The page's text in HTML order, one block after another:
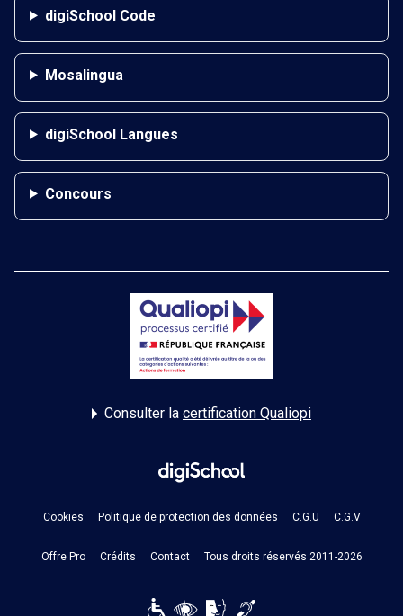
digiSchool Code
Mosalingua
digiSchool Langues
Concours
Consulter la certification Qualiopi
Cookies Politique de protection des données C.G.U C.G.V
Offre Pro Crédits Contact Tous droits réservés 2011-2026